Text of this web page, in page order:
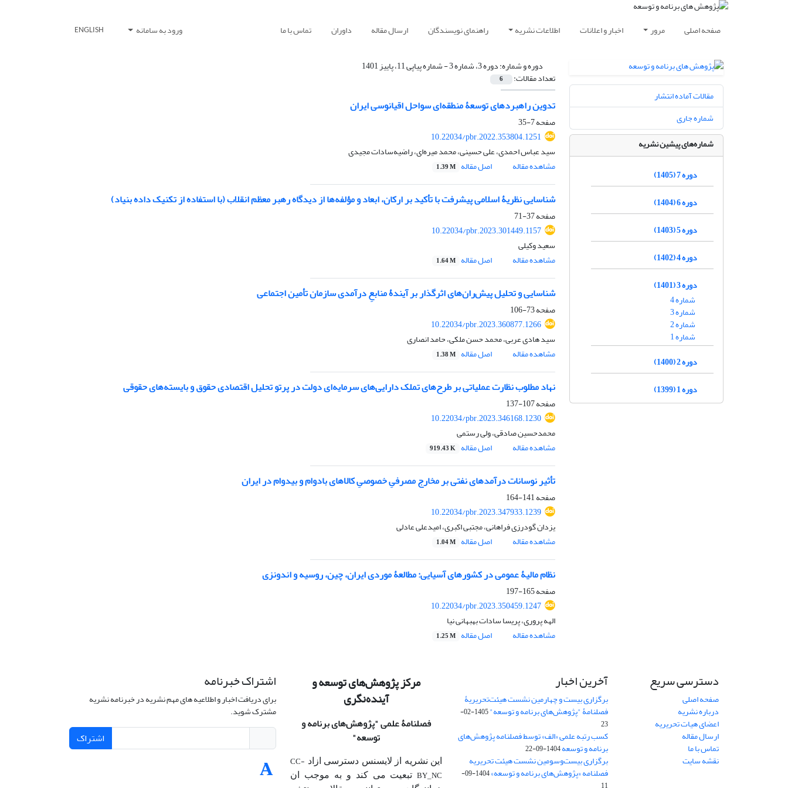
صفحه اصلی مرور اخبار و اعلانات اطلاعات نشریه راهنمای نویسندگان ارسال مقاله داوران تماس با ما ورود به سامانه ENGLISH
دوره و شماره:دوره 3، شماره 3 - شماره پیاپی 11، پاییز 1401
تعداد مقالات: 6
تدوین راهبردهای توسعۀ منطقه‌ای سواحل اقیانوسی ایران
صفحه7-35
10.22034/pbr.2022.353804.1251
سید عباس احمدی، علی حسینی، محمد میره‌ای، راضیه‌سادات مجیدی
مشاهده مقاله
اصل مقاله 1.39 M
شناسایی نظریۀ اسلامی پیشرفت با تأکید بر ارکان، ابعاد و مؤلفه‌ها از دیدگاه رهبر معظم انقلاب (با استفاده از تکنیک داده بنیاد)
صفحه37-71
10.22034/pbr.2023.301449.1157
سعید وکیلی
مشاهده مقاله
اصل مقاله 1.64 M
شناسایی و تحلیل پیش‌ران‌های اثرگذار بر آیندۀ منابعِ درآمدی سازمان تأمین اجتماعی
صفحه73-106
10.22034/pbr.2023.360877.1266
سید هادی عربی، محمد حسن ملکی، حامد انصاری
مشاهده مقاله
اصل مقاله 1.38 M
نهاد مطلوب نظارت عملیاتی بر طرح‏‌های تملک دارایی‏‌های سرمایه‌‏ای دولت در پرتو تحلیل اقتصادی حقوق و بایسته‌‏های حقوقی
صفحه107-137
10.22034/pbr.2023.346168.1230
محمد‌حسین صادقی، ولی رستمی
مشاهده مقاله
اصل مقاله 919.43 K
تأثیر نوسانات درآمدهای نفتی بر مخارج مصرفیِ خصوصیِ کالاهای بادوام و بی‏دوام در ایران
صفحه141-164
10.22034/pbr.2023.347933.1239
یزدان گودرزی فراهانی، مجتبی اکبری، امیدعلی عادلی
مشاهده مقاله
اصل مقاله 1.04 M
نظام مالیۀ عمومی در کشورهای آسیایی: مطالعۀ موردی ایران، چین، روسیه و اندونزی
صفحه165-197
10.22034/pbr.2023.350459.1247
الهه پروری، پریسا سادات بهبهانی نیا
مشاهده مقاله
اصل مقاله 1.25 M
مقالات آماده انتشار
شماره جاری
شماره‌های پیشین نشریه
دوره 7 (1405)
دوره 6 (1404)
دوره 5 (1403)
دوره 4 (1402)
دوره 3 (1401)
شماره 4
شماره 3
شماره 2
شماره 1
دوره 2 (1400)
دوره 1 (1399)
دسترسی سریع
صفحه اصلی
درباره نشریه
اعضای هیات تحریریه
ارسال مقاله
تماس با ما
نقشه سایت
آخرین اخبار
برگزاری بیست و چهارمین نشست هیئت‌تحریریۀ
فصلنامۀ "پژوهش‌های برنامه و توسعه"
1405-02-
23
کسب رتبه علمی «الف» توسط فصلنامه پژوهش‌های
برنامه و توسعه1404-09-22
برگزاری بیست‌وسومین نشست هیئت‌ تحریریه
فصلنامه «پژوهش‌های برنامه و توسعه»
1404-09-
مرکز پژوهش‌های توسعه و
آینده‌نگری
فصلنامۀ علمی"پژوهش‌های برنامه و
توسعه"
این نشریه از لایسنس دسترسی ازاد CC-
BY_NCتبعیت می کند و به موجب ان
اشتراک خبرنامه
برای دریافت اخبار و اطلاعیه های مهم نشریه در خبرنامه نشریه
مشترک شوید.
اشتراک